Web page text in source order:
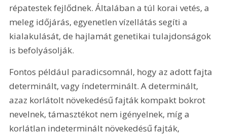
répatestek fejlődnek. Általában a túl korai vetés, a
meleg időjárás, egyenetlen vízellátás segíti a
kialakulását, de hajlamát genetikai tulajdonságok
is befolyásolják.
Fontos például paradicsomnál, hogy az adott fajta
determinált, vagy índeterminált. A determinált,
azaz korlátolt növekedésű fajták kompakt bokrot
nevelnek, támasztékot nem igényelnek, míg a
korlátlan indeterminált növekedésű fajták,